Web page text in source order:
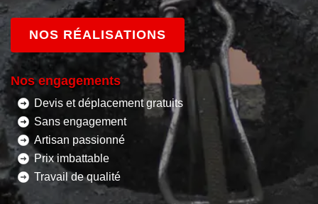
NOS RÉALISATIONS
Nos engagements
Devis et déplacement gratuits
Sans engagement
Artisan passionné
Prix imbattable
Travail de qualité